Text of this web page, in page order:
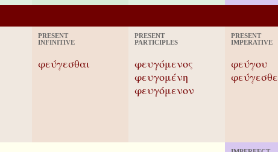
PRESENT
INFINITIVE
φεύγεσθαι
PRESENT
PARTICIPLES
φευγόμενος
φευγομένη
φευγόμενον
PRESENT
IMPERATIVE
φεύγου
φεύγεσθε